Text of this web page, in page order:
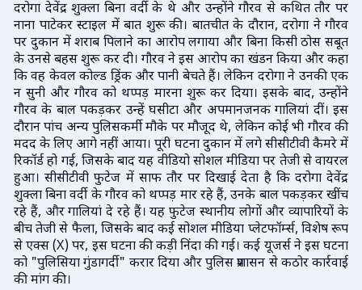
दरोगा देवेंद्र शुक्ला बिना वर्दी के थे और उन्होंने गौरव से कथित तौर पर
नाना पाटेकर स्टाइल में बात शुरू की। बातचीत के दौरान, दरोगा ने गौरव
पर दुकान में शराब पिलाने का आरोप लगाया और बिना किसी ठोस सबूत
के उनसे बहस शुरू कर दी। गौरव ने इस आरोप का खंडन किया और कहा
कि वह केवल कोल्ड ड्रिंक और पानी बेचते हैं। लेकिन दरोगा ने उनकी एक
न सुनी और गौरव को थप्पड़ मारना शुरू कर दिया। इसके बाद, उन्होंने
गौरव के बाल पकड़कर उन्हें घसीटा और अपमानजनक गालियां दीं। इस
दौरान पांच अन्य पुलिसकर्मी मौके पर मौजूद थे, लेकिन कोई भी गौरव की
मदद के लिए आगे नहीं आया। पूरी घटना दुकान में लगे सीसीटीवी कैमरे में
रिकॉर्ड हो गई, जिसके बाद यह वीडियो सोशल मीडिया पर तेजी से वायरल
हुआ। सीसीटीवी फुटेज में साफ तौर पर दिखाई देता है कि दरोगा देवेंद्र
शुक्ला बिना वर्दी के गौरव को थप्पड़ मार रहे हैं, उनके बाल पकड़कर खींच
रहे हैं, और गालियां दे रहे हैं। यह फुटेज स्थानीय लोगों और व्यापारियों के
बीच तेजी से फैला, जिसके बाद कई सोशल मीडिया प्लेटफॉर्म्स, विशेष रूप
से एक्स (X) पर, इस घटना की कड़ी निंदा की गई। कई यूजर्स ने इस घटना
को "पुलिसिया गुंडागर्दी" करार दिया और पुलिस प्रशासन से कठोर कार्रवाई
की मांग की।